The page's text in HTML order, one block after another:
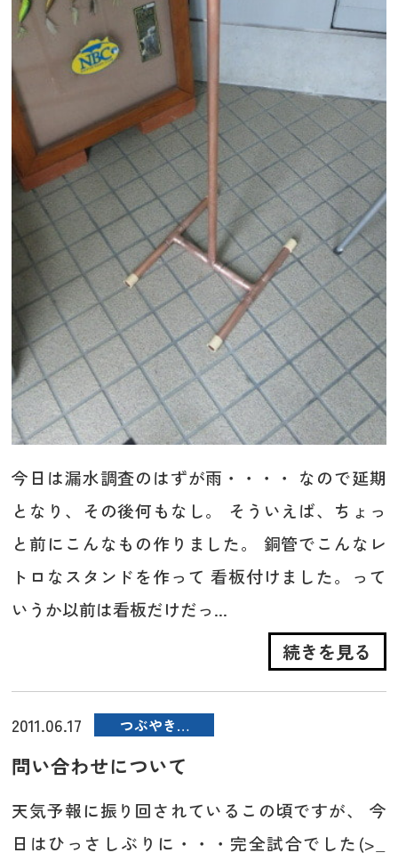
今日は漏水調査のはずが雨・・・・ なので延期
となり、その後何もなし。 そういえば、ちょっ
と前にこんなもの作りました。 銅管でこんなレ
トロなスタンドを作って 看板付けました。って
いうか以前は看板だけだっ...
続きを見る
2011.06.17 つぶやき…
問い合わせについて
天気予報に振り回されているこの頃ですが、 今
日はひっさしぶりに・・・完全試合でした(>_